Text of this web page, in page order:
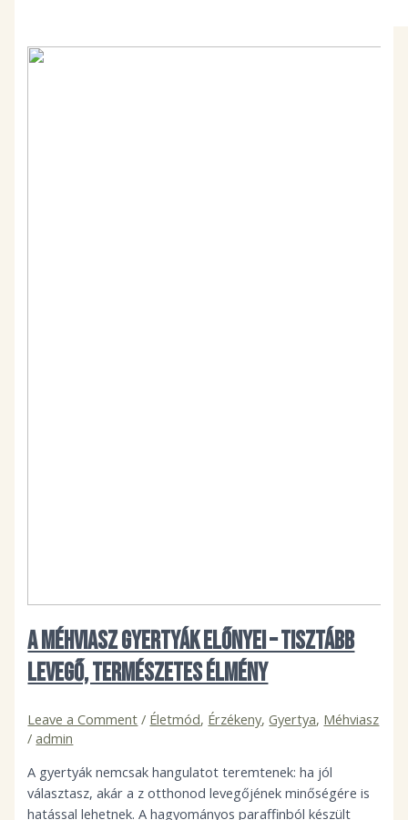
A méhviasz gyertyák előnyei – tisztább
levegő, természetes élmény
Leave a Comment / Életmód, Érzékeny,Gyertya, Méhviasz
/admin
A gyertyák nemcsak hangulatot teremtenek: ha jól
választasz, akár a z otthonod levegőjének minőségére is
hatással lehetnek. A hagyományos paraffinból készült